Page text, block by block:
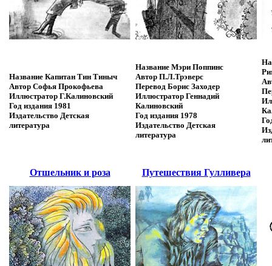
Название Капитан Тин Тиныч
Автор Софья Прокофьева
Иллюстратор Г.Калиновский
Год издания 1981
Издательство Детская
литература
Название Мэри Поппинс
Автор П.Л.Трэверс
Перевод Борис Заходер
Иллюстратор Геннадий
Калиновский
Год издания 1978
Издательство Детская
литература
Отшельник и роза Путешествия Гулливера